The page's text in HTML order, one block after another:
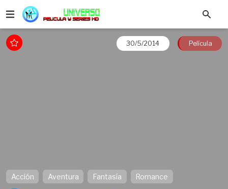
30/5/2014 Película
Acción Aventura Fantasía Romance